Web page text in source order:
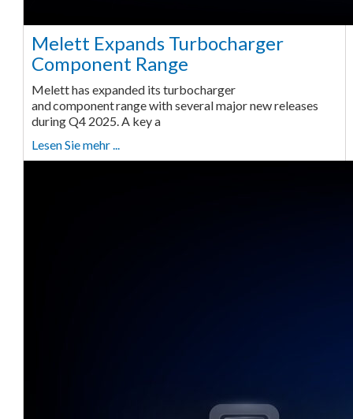
Melett Expands Turbocharger
Component Range
Melett has expanded its turbocharger
and component range with several major new releases
during Q4 2025. A key a
Lesen Sie mehr ...